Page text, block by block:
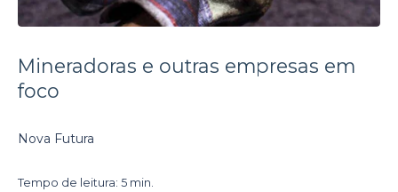
Mineradoras e outras empresas em
foco
Nova Futura
Tempo de leitura: 5 min.